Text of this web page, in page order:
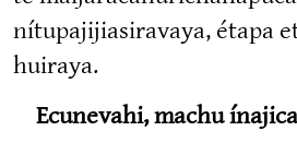
nítupa­ji­jia­si­ravaya, étapa
huiraya.
Ecunevahi, machu